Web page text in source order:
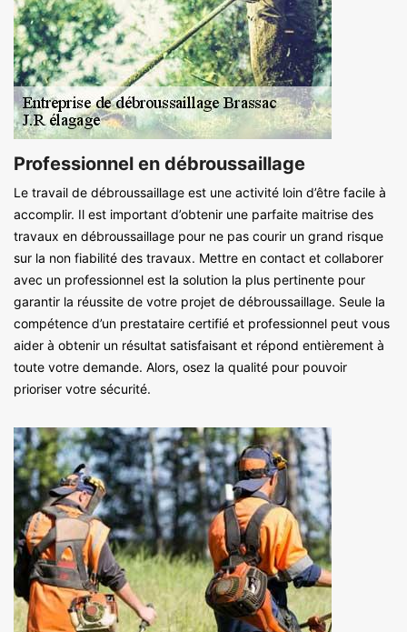
Professionnel en débroussaillage
Le travail de débroussaillage est une activité loin d’être facile à
accomplir. Il est important d’obtenir une parfaite maitrise des
travaux en débroussaillage pour ne pas courir un grand risque
sur la non fiabilité des travaux. Mettre en contact et collaborer
avec un professionnel est la solution la plus pertinente pour
garantir la réussite de votre projet de débroussaillage. Seule la
compétence d’un prestataire certifié et professionnel peut vous
aider à obtenir un résultat satisfaisant et répond entièrement à
toute votre demande. Alors, osez la qualité pour pouvoir
prioriser votre sécurité.